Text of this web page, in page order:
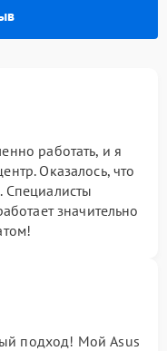
работать, и я
Оказалось, что
Специалисты
значительно
подход! Мой Asus